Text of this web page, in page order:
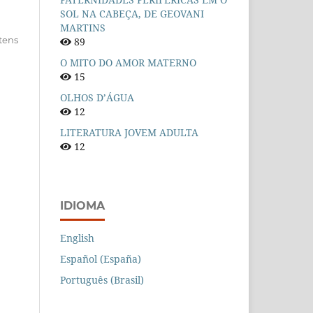
SOL NA CABEÇA, DE GEOVANI
MARTINS
89
O MITO DO AMOR MATERNO
15
OLHOS D’ÁGUA
12
LITERATURA JOVEM ADULTA
12
IDIOMA
English
Español (España)
Português (Brasil)